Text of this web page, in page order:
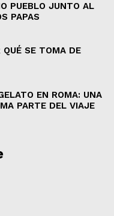
PUEBLO JUNTO AL
PAPAS
QUÉ SE TOMA DE
EN ROMA: UNA
PARTE DEL VIAJE